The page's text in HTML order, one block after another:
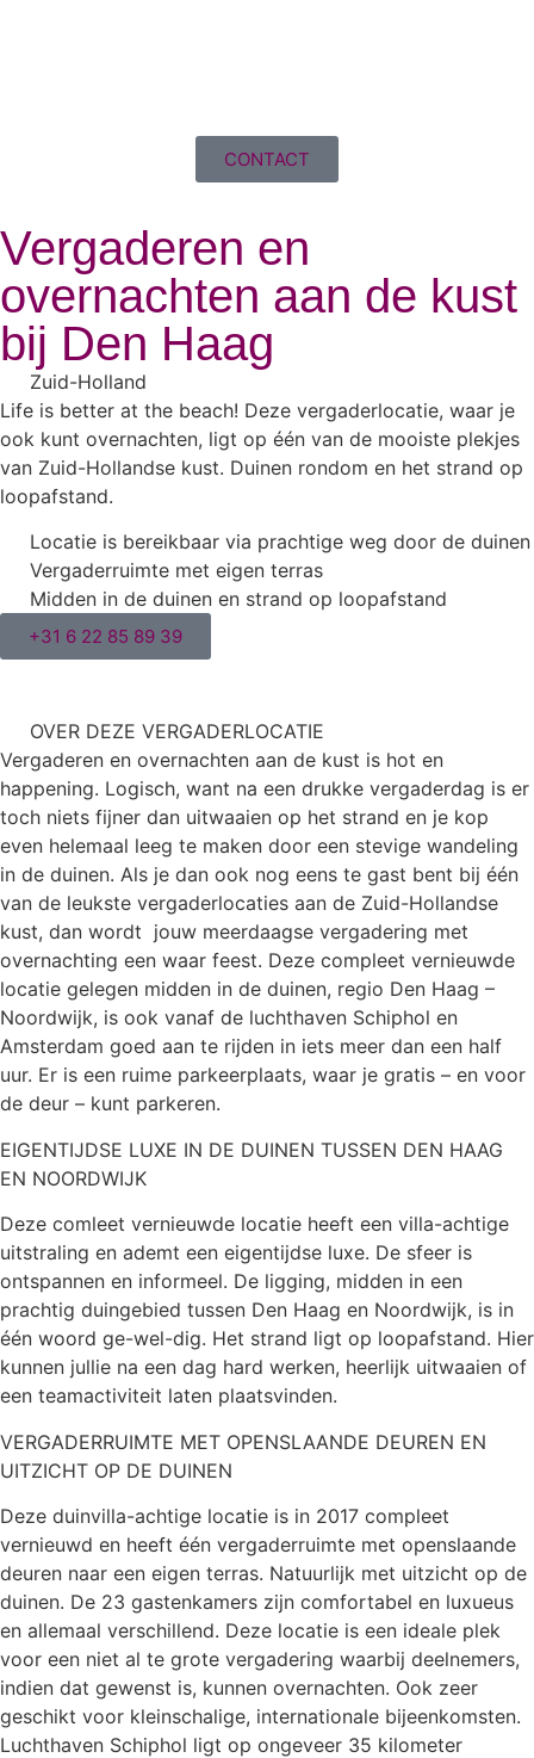
CONTACT
Vergaderen en
overnachten aan de kust
bij Den Haag
Zuid-Holland
Life is better at the beach! Deze vergaderlocatie, waar je
ook kunt overnachten, ligt op één van de mooiste plekjes
van Zuid-Hollandse kust. Duinen rondom en het strand op
loopafstand.
Locatie is bereikbaar via prachtige weg door de duinen
Vergaderruimte met eigen terras
Midden in de duinen en strand op loopafstand
+31 6 22 85 89 39
OVER DEZE VERGADERLOCATIE
Vergaderen en overnachten aan de kust is hot en
happening. Logisch, want na een drukke vergaderdag is er
toch niets fijner dan uitwaaien op het strand en je kop
even helemaal leeg te maken door een stevige wandeling
in de duinen. Als je dan ook nog eens te gast bent bij één
van de leukste vergaderlocaties aan de Zuid-Hollandse
kust, dan wordt jouw meerdaagse vergadering met
overnachting een waar feest. Deze compleet vernieuwde
locatie gelegen midden in de duinen, regio Den Haag –
Noordwijk, is ook vanaf de luchthaven Schiphol en
Amsterdam goed aan te rijden in iets meer dan een half
uur. Er is een ruime parkeerplaats, waar je gratis – en voor
de deur – kunt parkeren.
EIGENTIJDSE LUXE IN DE DUINEN TUSSEN DEN HAAG
EN NOORDWIJK
Deze comleet vernieuwde locatie heeft een villa-achtige
uitstraling en ademt een eigentijdse luxe. De sfeer is
ontspannen en informeel. De ligging, midden in een
prachtig duingebied tussen Den Haag en Noordwijk, is in
één woord ge-wel-dig. Het strand ligt op loopafstand. Hier
kunnen jullie na een dag hard werken, heerlijk uitwaaien of
een teamactiviteit laten plaatsvinden.
VERGADERRUIMTE MET OPENSLAANDE DEUREN EN
UITZICHT OP DE DUINEN
Deze duinvilla-achtige locatie is in 2017 compleet
vernieuwd en heeft één vergaderruimte met openslaande
deuren naar een eigen terras. Natuurlijk met uitzicht op de
duinen. De 23 gastenkamers zijn comfortabel en luxueus
en allemaal verschillend. Deze locatie is een ideale plek
voor een niet al te grote vergadering waarbij deelnemers,
indien dat gewenst is, kunnen overnachten. Ook zeer
geschikt voor kleinschalige, internationale bijeenkomsten.
Luchthaven Schiphol ligt op ongeveer 35 kilometer